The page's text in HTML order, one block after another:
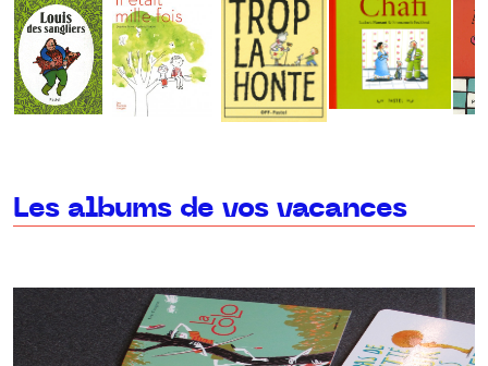
Les albums de vos vacances